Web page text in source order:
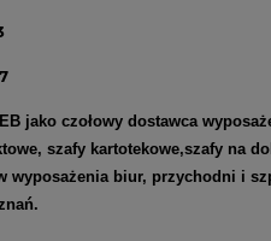
jako czołowy dostawca
, szafy kartotekowe,szafy na
wyposażenia biur, przychodni i